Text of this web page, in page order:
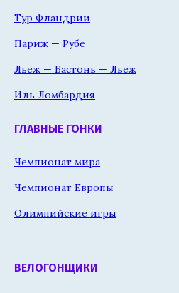
Тур Фландрии
Париж — Рубе
Льеж — Бастонь — Льеж
Иль Ломбардия
ГЛАВНЫЕ ГОНКИ
Чемпионат мира
Чемпионат Европы
Олимпийские игры
ВЕЛОГОНЩИКИ